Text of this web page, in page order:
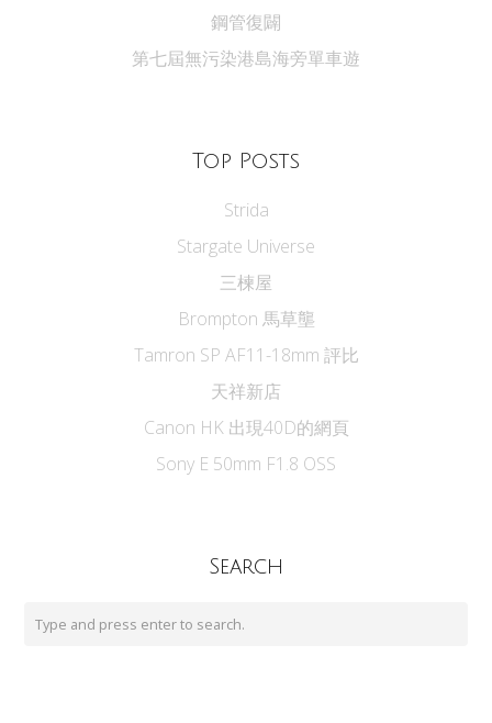
鋼管復闢
第七屆無污染港島海旁單車遊
Top Posts
Strida
Stargate Universe
三楝屋
Brompton 馬草壟
Tamron SP AF11-18mm 評比
天祥新店
Canon HK 出現40D的網頁
Sony E 50mm F1.8 OSS
Search